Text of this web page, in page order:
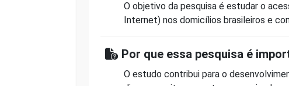
O objetivo da pesquisa é estudar o
Internet) nos domicílios brasileiros e
Por que essa pesquisa é
O estudo contribui para o